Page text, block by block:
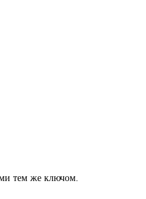
тем же ключом.